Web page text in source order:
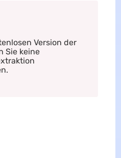
Version der
Sie keine